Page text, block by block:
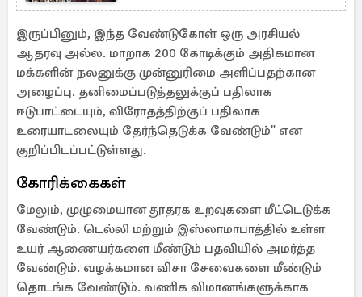
எச்சரிக்கை
இருப்பினும், இந்த வேண்டுகோள் ஒரு அரசியல்
ஆதரவு அல்ல. மாறாக 200 கோடிக்கும் அதிகமான
மக்களின் நலனுக்கு முன்னுரிமை அளிப்பதற்கான
அழைப்பு. தனிமைப்படுத்தலுக்குப் பதிலாக
ஈடுபாட்டையும், விரோதத்திற்குப் பதிலாக
உரையாடலையும் தேர்ந்தெடுக்க வேண்டும்" என
குறிப்பிடப்பட்டுள்ளது.
கோரிக்கைகள்
மேலும், முழுமையான தூதரக உறவுகளை மீட்டெடுக்க
வேண்டும். டெல்லி மற்றும் இஸ்லாமாபாத்தில் உள்ள
உயர் ஆணையர்களை மீண்டும் பதவியில் அமர்த்த
வேண்டும். வழக்கமான விசா சேவைகளை மீண்டும்
தொடங்க வேண்டும். வணிக விமானங்களுக்காக